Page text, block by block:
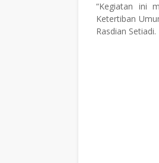
“Kegiatan ini
Ketertiban
Rasdian Setiadi.